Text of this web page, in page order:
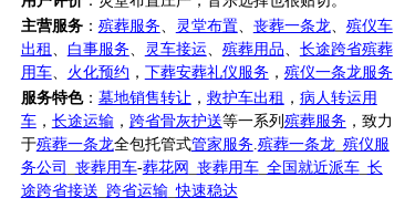
主营服务： 殡葬服务、 灵堂布置、 丧葬一条龙、 殡仪车
出租 、 白事服务、 灵车接运、 殡葬用品、 长途跨省殡葬
用车、 火化预约 ， 下葬安葬礼仪服务 ， 殡仪一条龙服务
服务特色： 墓地销售转让 ， 救护车出租 ， 病人转运用
车， 长途运输， 跨省骨灰护送等一系列 殡葬服务 ，致力
于殡葬一条龙全包托管式管家服务.殡葬一条龙_ 殡仪服
务公司
丧葬用车-葬花网 丧葬用车_ 全国就近派车_ 长
途跨省接送 跨省运输_快速稳达